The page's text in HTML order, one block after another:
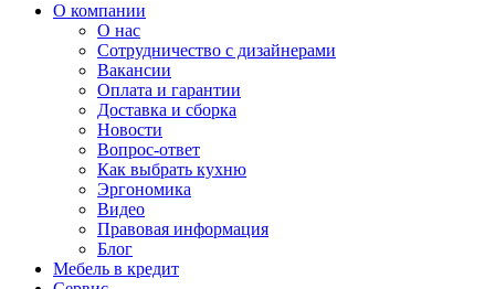
О компании
О нас
Сотрудничество с дизайнерами
Вакансии
Оплата и гарантии
Доставка и сборка
Новости
Вопрос-ответ
Как выбрать кухню
Эргономика
Видео
Правовая информация
Блог
Мебель в кредит